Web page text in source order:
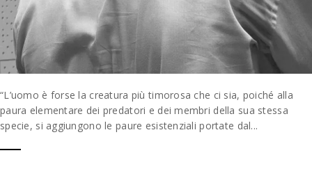
“L’uomo è forse la creatura più timorosa che ci sia, poiché alla
paura elementare dei predatori e dei membri della sua stessa
specie, si aggiungono le paure esistenziali portate dal...